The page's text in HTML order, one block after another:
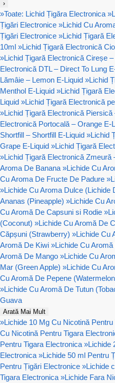
›
»Toate: Lichid Țigăra Electronica »
Țigări Electronice »Lichid Cu
Țigări Electronice »Lichid Țigară
10ml »Lichid Țigară Electronică
»Lichid Țigară Electronică Cireșe
Electronică DTL – Direct To Lung
Lămâie – Lemon E-Liquid »Lichid
Menthol E-Liquid »Lichid Țigară
Liquid »Lichid Țigară Electronică
»Lichid Țigară Electronică
Electronică Portocală – Orange E-
Shortfill – Shortfill E-Liquid »Lichid
Grape E-Liquid »Lichid Țigară
»Lichid Țigară Electronică Zmeură
Aroma De Banana »Lichide Cu
Cu Aroma De Fructe De Padure »
»Lichide Cu Aroma Dulce (Lichide
Ananas (Pineapple) »Lichide Cu
Cu Aromă De Capsuni si Rodie »
(Coconut) »Lichide Cu Aromă De
Căpșuni (Strawberry) »Lichide Cu
Aromă De Kiwi »Lichide Cu
Aromă De Mango »Lichide Cu
Mar (Green Apple) »Lichide Cu
Cu Aromă De Pepene
»Lichide Cu Aromă De Tutun
Guava
Arată Mai Mult
»Lichide 10 Mg Cu Nicotină
Cu Nicotină Pentru Tigara
Pentru Tigara Electronica »Lichide
Electronica »Lichide 50 ml Pentru
Pentru Țigări Electronice »Lichide
Tigara Electronica »Lichide Fara